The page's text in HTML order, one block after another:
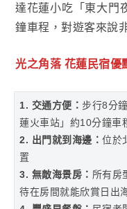
達花蓮小吃「東大門
鐘車程，對遊客來說
光之角落 花蓮民宿優
1. 交通方便： 步行8分
蓮火車站」約10分鐘車
2. 出門就到海邊： 位於
置
3. 無敵海景房： 所有房
待在房間就能欣賞日出